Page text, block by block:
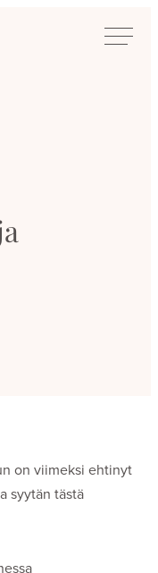
on viimeksi ehtinyt
syytän tästä